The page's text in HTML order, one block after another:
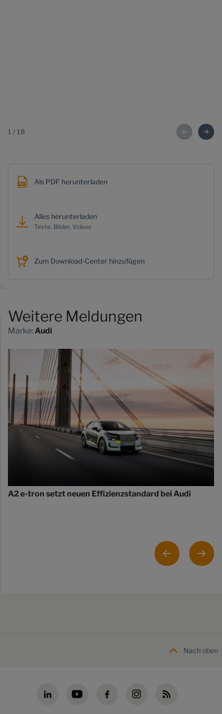
1 / 18
Als PDF herunterladen
Alles herunterladen
Texte, Bilder, Videos
Zum Download-Center hinzufügen
Weitere Meldungen
Marke:Audi
A2 e-tron setzt neuen Effizienzstandard bei Audi
Nach oben